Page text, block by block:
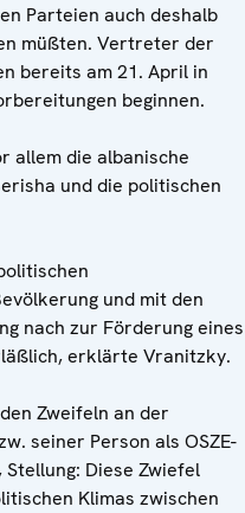
Parteien auch deshalb
müßten. Vertreter der
bereits am 21. April in
beginnen.
allem die albanische
und die politischen
und mit den
nach zur Förderung eines
erklärte Vranitzky.
Zweifeln an der
seiner Person als OSZE-
Diese Zwiefel
Klimas zwischen